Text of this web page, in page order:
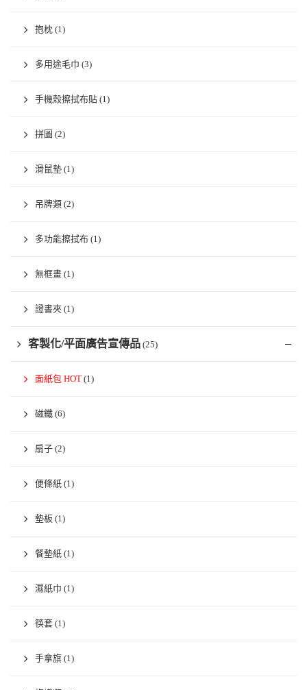
抱枕 (1)
多用途毛巾 (3)
手機殼擦拭布貼 (1)
拼圖 (2)
滑鼠墊 (1)
吊牌類 (2)
多功能擦拭布 (1)
無框畫 (1)
證書夾 (1)
客製化/平面廣告宣傳品 (25)
面紙包 HOT (1)
磁鐵 (6)
扇子 (2)
便條紙 (1)
墊板 (1)
餐墊紙 (1)
濕紙巾 (1)
筷套 (1)
手拿旗 (1)